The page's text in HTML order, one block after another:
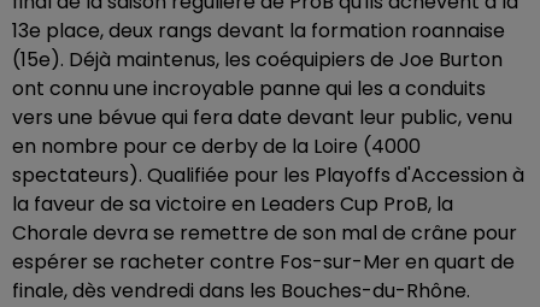
13e place, deux rangs devant la formation roannaise
(15e). Déjà maintenus, les coéquipiers de Joe Burton
ont connu une incroyable panne qui les a conduits
vers une bévue qui fera date devant leur public, venu
en nombre pour ce derby de la Loire (4000
spectateurs). Qualifiée pour les Playoffs d'Accession à
la faveur de sa victoire en Leaders Cup ProB, la
Chorale devra se remettre de son mal de crâne pour
espérer se racheter contre Fos-sur-Mer en quart de
finale, dès vendredi dans les Bouches-du-Rhône.